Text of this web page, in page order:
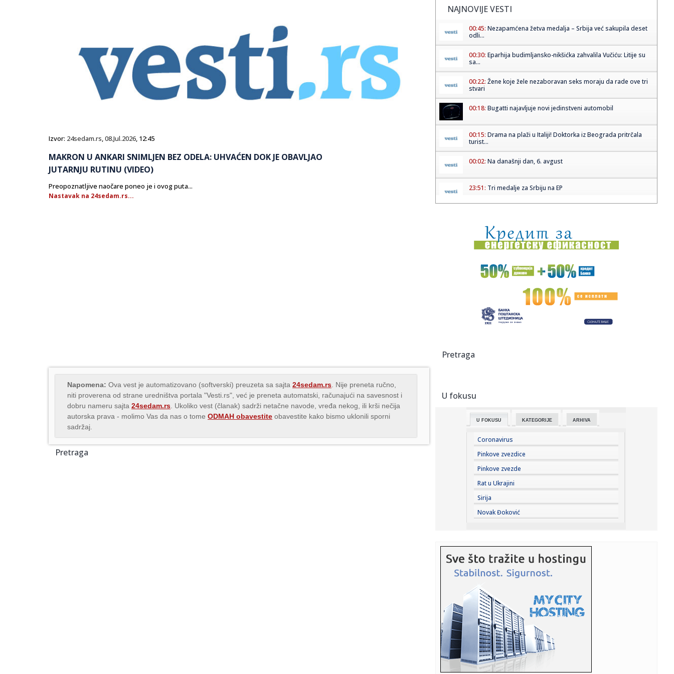
Izvor: 24sedam.rs,08.Jul.2026, 12:45
MAKRON U ANKARI SNIMLJEN BEZ ODELA: UHVAĆEN DOK JE OBAVLJAO
JUTARNJU RUTINU (VIDEO)
Preopoznatljive naočare poneo je i ovog puta...
Nastavak na 24sedam.rs...
Napomena: Ova vest je automatizovano (softverski) preuzeta sa sajta 24sedam.rs . Nije preneta ručno,
niti proverena od strane uredništva portala "Vesti.rs", već je preneta automatski, računajući na savesnost i
dobru nameru sajta 24sedam.rs . Ukoliko vest (članak) sadrži netačne navode, vređa nekog, ili krši nečija
autorska prava - molimo Vas da nas o tome ODMAH obavestite obavestite kako bismo uklonili sporni
sadržaj.
Pretraga
NAJNOVIJE VESTI
00:45: Nezapamćena žetva medalja – Srbija već sakupila deset
odli...
00:30: Eparhija budimljansko-nikšićka zahvalila Vučiću: Litije su
sa...
00:22: Žene koje žele nezaboravan seks moraju da rade ove tri
stvari
00:18: Bugatti najavljuje novi jedinstveni automobil
00:15: Drama na plaži u Italiji! Doktorka iz Beograda pritrčala
turist...
00:02: Na današnji dan, 6. avgust
23:51: Tri medalje za Srbiju na EP
23:46:Tragedija kod Požarevca: Čovek stradao u požaru koji je
sam iz...
23:38:Lara Gut-Behrami završila karijeru
General Motors i SAIC produžili zajedničko ulaganje na još
23:35:Crveni alarm u Evropi: Rekordi padaju, reke presušuju,
...
23:23:
23:22:
Moskvu čeka pakao: Izdato ozbiljno upozorenje; Oglasili
23:21:Betis očitao lekciju Arsenalu
23:19:Roma dovela autora najprljavijeg poteza na Mundijalu
23:09:KECMANOVIĆ PAO POSLE MARATONA: Srbin dobio prvi
set, pa poklekao...
23:01: Slučaj Huse B. iz BiH pokrenuo “lavinu” u Kelnu, provjerava
...
23:01:
peku (VID...
23:01:Antonio Banderas progovorio o srčanom udaru: "To je
najbolja stv...
23:01:Jedan znak ukazuje na to da ne unosite dovoljno proteina
23:01:Drama u Beču: Srbin provalio u stan bivše, prijetio joj i
Pretraga
U fokusu
U FOKUSU KATEGORIJE ARHIVA
Coronavirus
Pinkove zvezdice
Pinkove zvezde
Rat u Ukrajini
Sirija
Novak Đoković